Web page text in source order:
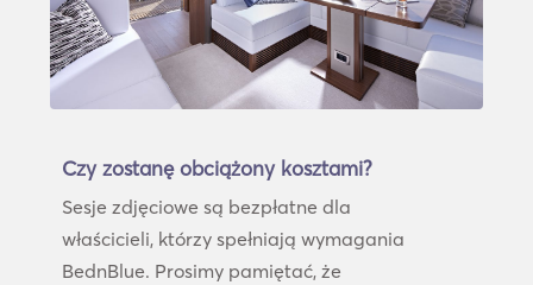
Czy zostanę obciążony kosztami?
Sesje zdjęciowe są bezpłatne dla
właścicieli, którzy spełniają wymagania
BednBlue. Prosimy pamiętać, że